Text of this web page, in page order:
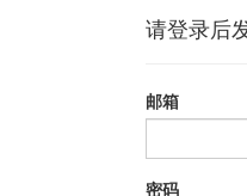
Part 2 函数操
工作场景3 隐
工作场景5 为
工作场景6 用